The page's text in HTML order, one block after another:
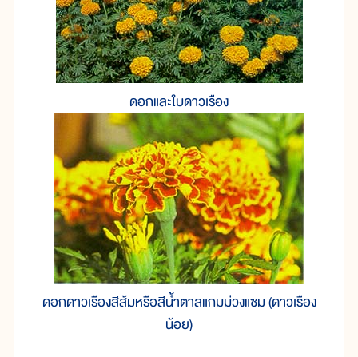
ดอกและใบดาวเรือง
ดอกดาวเรืองสีส้มหรือสีน้ำตาลแกมม่วงแซม (ดาวเรือง
น้อย)